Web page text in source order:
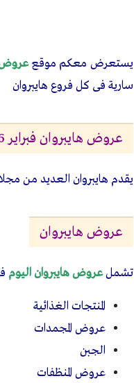
يستعرض معكم موقععروض
سارية فى كل فروع هايبروان
عروض هايبروان فبراير 2026
يقدم هايبروان العديد من
عروض هايبروان
تشملعروض هايبروان اليوم
المنتجات الغذائية
عروض المجمدات
الجبن
عروض المنظفات